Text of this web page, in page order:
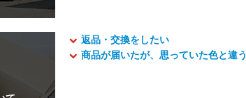
返品・交換をしたい
商品が届いたが、思っていた色と違う